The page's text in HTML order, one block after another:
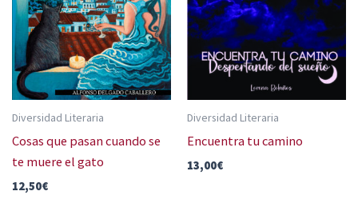
Diversidad Literaria
Cosas que pasan cuando se
te muere el gato
12,50€
Diversidad Literaria
Encuentra tu camino
13,00€